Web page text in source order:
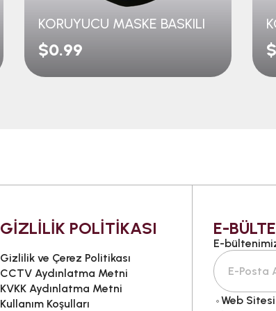
KORUYUCU MASKE BASKILI
$0.99
GİZLİLİK POLİTİKASI
Gizlilik ve Çerez Politikası
CCTV Aydınlatma Metni
KVKK Aydınlatma Metni
Kullanım Koşulları
E-
E-
Web Sitesi